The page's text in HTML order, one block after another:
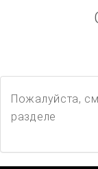
Пожалуйста,
разделе